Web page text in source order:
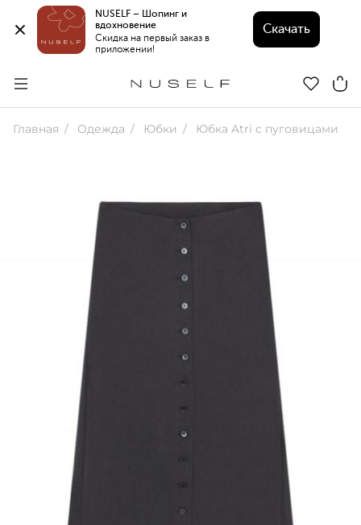
NUSELF – Шопинг и
вдохновение
Скидка на первый заказ в
приложении!
Скачать
Главная Одежда Юбки Юбка Atri с пуговицами